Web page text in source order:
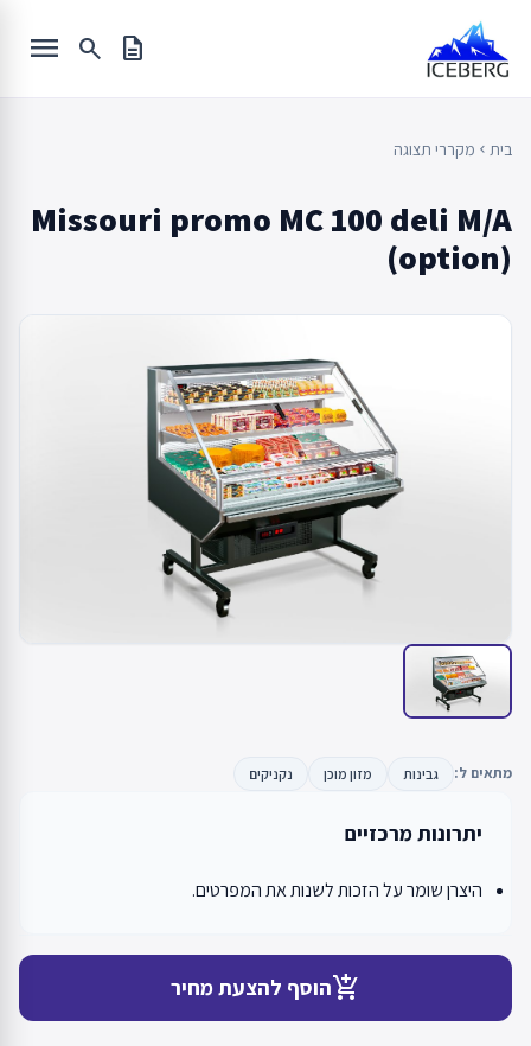
content
description
search
menu
בית chevron_left מקררי תצוגה
Missouri promo MC 100 deli M/A
(option)
מתאים ל: גבינות מזון מוכן נקניקים
יתרונות מרכזיים
היצרן שומר על הזכות לשנות את המפרטים.
add_shopping_cartהוסף להצעת מחיר